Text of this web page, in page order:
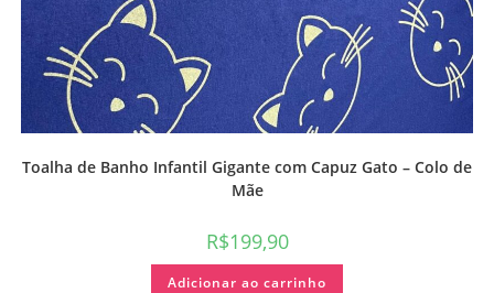
Toalha de Banho Infantil Gigante com Capuz Gato – Colo de
Mãe
R$199,90
Adicionar ao carrinho